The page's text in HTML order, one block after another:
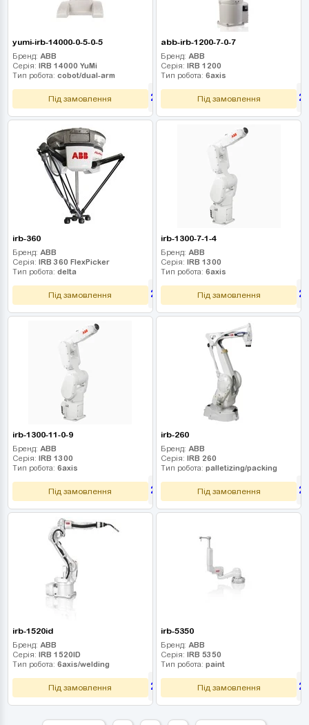
yumi-irb-14000-0-5-0-5
Бренд: ABB
Серія: IRB 14000 YuMi
Тип робота: cobot/dual-arm
Під замовлення 2 160 000грн
abb-irb-1200-7-0-7
Бренд: ABB
Серія: IRB 1200
Тип робота: 6axis
Під замовлення 2
irb-360
Бренд: ABB
Серія: IRB 360 FlexPicker
Тип робота: delta
Під замовлення 2 340 000грн
irb-1300-7-1-4
Бренд: ABB
Серія: IRB 1300
Тип робота: 6axis
Під замовлення 2
irb-1300-11-0-9
Бренд: ABB
Серія: IRB 1300
Тип робота: 6axis
Під замовлення 2 475 000грн
irb-260
Бренд: ABB
Серія: IRB 260
Тип робота: palletizing/packing
Під замовлення 2
irb-1520id
Бренд: ABB
Серія: IRB 1520ID
Тип робота: 6axis/welding
Під замовлення 2 520 000грн
irb-5350
Бренд: ABB
Серія: IRB 5350
Тип робота: paint
Під замовлення 2